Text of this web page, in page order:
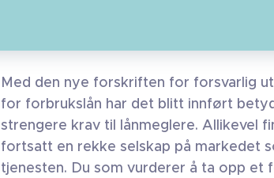
Med den nye forskriften for forsvarlig
for forbrukslån har det blitt innført
strengere krav til lånmeglere. Allikevel
fortsatt en rekke selskap på markedet
tjenesten. Du som vurderer å ta opp et